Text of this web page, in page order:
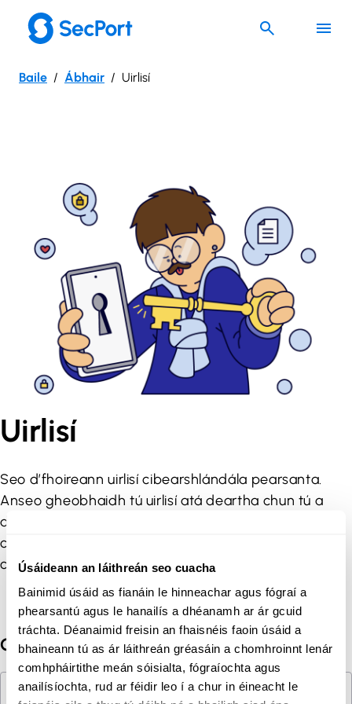
Úsáideann an láithreán seo cuacha
Bainimid úsáid as fianáin le hinneachar agus fógraí a
phearsantú agus le hanailís a dhéanamh ar ár gcuid
tráchta. Déanaimid freisin an fhaisnéis faoin úsáid a
bhaineann tú as ár láithreán gréasáin a chomhroinnt lenár
comhpháirtithe meán sóisialta, fógraíochta agus
anailísíochta, rud ar féidir leo í a chur in éineacht le
content
Baile Ábhair Uirlisí
Uirlisí
Seo d’fhoireann uirlisí cibearshlándála pearsanta.
Anseo gheobhaidh tú uirlisí atá deartha chun tú a
dhéanamh níos sláine i do shaol laethúil. Tosaigh ag
cur eolais orthu agus tú féin a threalmhú le haghaidh
cibearshlándála níos fearr.
Gach Post
Cuardach